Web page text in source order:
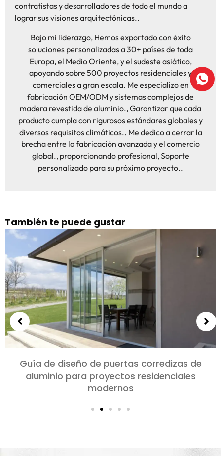
contratistas y desarrolladores de todo el mundo a
lograr sus visiones arquitectónicas..
Bajo mi liderazgo, Hemos exportado con éxito
soluciones personalizadas a 30+ países de toda
Europa, el Medio Oriente, y el sudeste asiático,
apoyando sobre 500 proyectos residenciales y
comerciales a gran escala. Me especializo en
fabricación OEM/ODM y sistemas complejos de
madera revestida de aluminio., Garantizar que cada
producto cumpla con rigurosos estándares globales y
diversos requisitos climáticos.. Me dedico a cerrar la
brecha entre la fabricación avanzada y el comercio
global., proporcionando profesional, Soporte
personalizado para su próximo proyecto..
También te puede gustar
Elección de puertas de aluminio para
dormitorios y salones: Comodidad, Estilo, y
privacidad